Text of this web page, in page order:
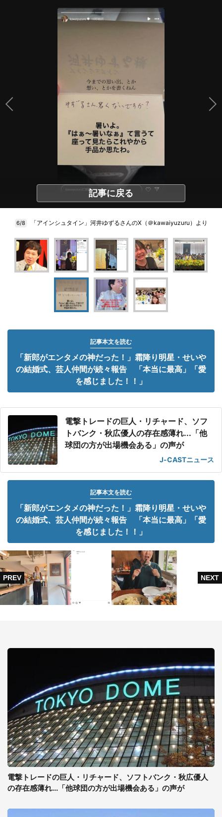
記事に戻る
6/8 「アインシュタイン」河井ゆずるさんのX（＠kawaiyuzuru）より
記事本文を読む
「新郎がエンタメの神だった！」霜降り明星・せいや
の結婚式、芸人仲間が続々報告 「本当に最高」「愛
を感じました！！」
電撃トレードの巨人・リチャード、ソフ
トバンク・秋広優人の存在感薄れ...「他
球団の方が出場機会ある」の声が
J-CASTニュース
記事本文を読む
「新郎がエンタメの神だった！」霜降り明星・せいや
の結婚式、芸人仲間が続々報告 「本当に最高」「愛
を感じました！！」
電撃トレードの巨人・リチャード、ソフトバンク・秋広優人
の存在感薄れ...「他球団の方が出場機会ある」の声が